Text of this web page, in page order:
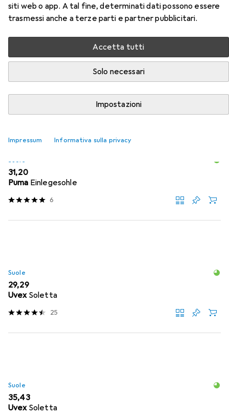
siti web o app. A tal fine, determinati dati possono essere
trasmessi anche a terze parti e partner pubblicitari.
Accetta tutti
Solo necessari
Impostazioni
Impressum Informativa sulla privacy
Qui trovi accessori adatti per il prodotto Atlas Scarpa
Rilevanza
Elenco dei prodotti
Suole
EUR
31,20
Puma Einlegesohle
6
Suole
EUR
29,29
Uvex Soletta
25
Suole
EUR
35,43
Uvex Soletta